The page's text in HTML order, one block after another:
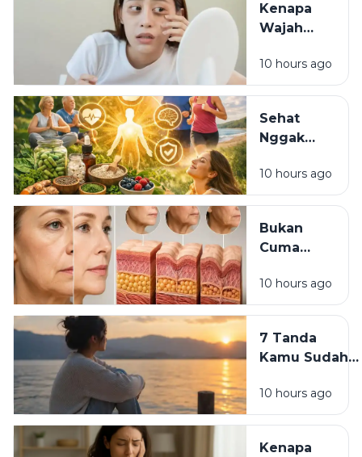
Luka Masa
Lalu?
Kenapa
Wajah
Lelah
Meski
Pakai
Skincare
10 hours ago
Sehat
Nggak
Mahal:
Kebiasaan
yang Bisa
Dimulai
10 hours ago
Bukan
Cuma
7
Kebiasaan
Diam-
Diam Bikin
Cepat Tua
10 hours ago
7 Tanda
Kamu Sudah
Meninggalkan
Versi Lama
10 hours ago
Kenapa